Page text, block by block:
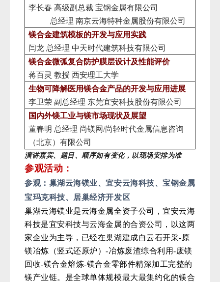
李长春 高级副总裁 宝钢金属有限公司
总经理 南京云海特种金属股份有限公司
镁合金建筑模板的开发与应用实践
闫龙 总经理 中天时代建筑科技有限公司
镁合金微弧复合防护膜层设计及性能评价
蒋百灵 教授 西安理工大学
生物可降解医用镁合金产品的开发与应用进展
李卫荣 副总经理 东莞宜安科技股份有限公司
国内外镁工业与镁市场现状及展望
董春明 总经理 尚镁网/尚轻时代金属信息咨询
（北京）有限公司
演讲嘉宾、题目、顺序如有变化， 以现场安排为准
参观活动：
参观： 巢湖云海镁业、宜安云海科技、宝钢金属
宝玛克科技、居巢经济开发区
巢湖云海镁业是云海金属全资子公司，宜安云海
科技是宜安科技与云海金属的合资公司，以这两
家企业为主导，已经在巢湖建成白云石开采-原
镁冶炼（竖式还原炉）-冶炼废渣综合利用-废镁
回收-镁合金熔炼-镁合金零部件精深加工完整的
镁产业链。是全球单体规模最大最集约化的镁合